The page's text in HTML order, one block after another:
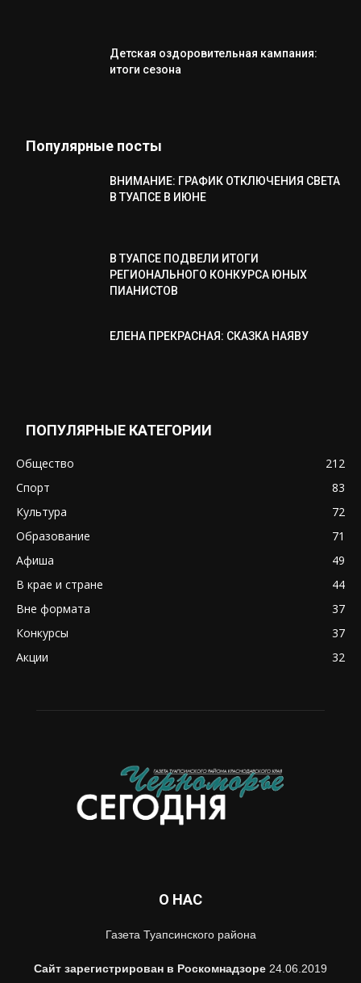
Детская оздоровительная кампания:
итоги сезона
Популярные посты
ВНИМАНИЕ: ГРАФИК ОТКЛЮЧЕНИЯ СВЕТА
В ТУАПСЕ В ИЮНЕ
В ТУАПСЕ ПОДВЕЛИ ИТОГИ
РЕГИОНАЛЬНОГО КОНКУРСА ЮНЫХ
ПИАНИСТОВ
ЕЛЕНА ПРЕКРАСНАЯ: СКАЗКА НАЯВУ
ПОПУЛЯРНЫЕ КАТЕГОРИИ
Общество
212
Спорт
83
Культура
72
Образование
71
Афиша
49
В крае и стране
44
Вне формата
37
Конкурсы
37
Акции
32
О НАС
Газета Туапсинского района
Сайт зарегистрирован в Роскомнадзоре 24.06.2019